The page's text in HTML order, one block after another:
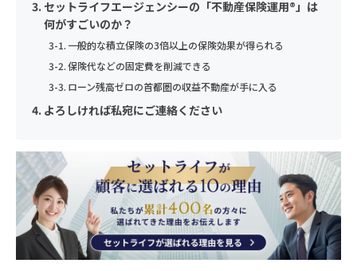
セットライフエージェンシーの「不動産保険運用®」は
何がすごいのか？
一般的な積立保険の3倍以上の保険効果が得られる
保険代などの固定費を削減できる
ローン残高ゼロの首都圏の収益不動産が手に入る
よろしければ私宛にご連絡ください
5）個人情報の取得
当社は、業務上必要な範囲で、かつ、適法で公正な手段により個
人情報を取得します。
当サイトでは、Googleによるアクセス解析ツール「Googleアナ
リティクス」を使用しています。このGoogleアナリティクスは
この機能はCookieを無効にすることで収集を拒否することが出
来ますので、お使いのブラウザの設定をご確認ください。この規
約に関しての詳細はGoogleアナリティクスサービス利用規約の
ページやGoogleポリシーと規約ページをご覧ください。
関連法令および関係官庁のガイドラインなどを遵守します。
2）従業員教育
当社は、個人情報の取扱いが適正に行われるよう従業者への教
育・指導を徹底します。
セットライフエージェンシー株式会社は、お客様の個人情報等の
取扱いについて、個人情報保護法、個人情報保護方針及びその他
の規範を遵守いたします。
当社は、個人情報保護の観点から、お問い合わせ・資料請求・無
料カウンセリングの際に提出いただく個人情報は、以下の目的の
みに利用いたします。
①当社事業に関してお問い合わせいただいた内容に回答するた
お名前
年齢
資産運用・老後資金準備について相談したい
相続について相談したい
保険の見直しを相談したい
その他
個人情報のお取り扱いについて
セットライフエージェンシー（以下，「当社」といいます。）
は、本ウェブサイト上で提供するサービス（以下「本サービス」
といいます）におけるプライバシー情報の取扱いについて、以下
の信頼をより向上させるため、お客様の個人情報を適正にお取り
1）法令等の遵守
当社は、個人情報の保護に関する法律(個人情報保護法)その他の
関連法令および関係官庁のガイドラインなどを遵守します。
当社は、個人情報の取扱いが適正に行われるよう従業者への教
育・指導を徹底します。
3）個人情報の利用目的
セットライフエージェンシー株式会社は、お客様の個人情報等の
取扱いについて、個人情報保護法、個人情報保護方針及びその他
個人情報の取扱いに同意する